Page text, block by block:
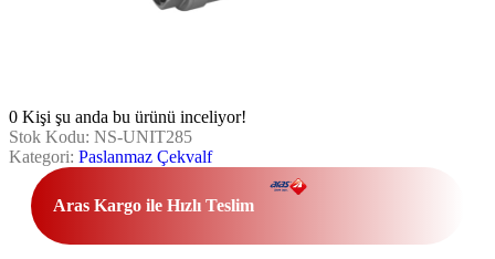
0 Kişi şu anda bu ürünü inceliyor!
Stok Kodu: NS-UNIT285
Kategori: Paslanmaz Çekvalf
Aras Kargo ile Hızlı Teslim